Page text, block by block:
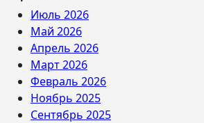
Июль 2026
Май 2026
Апрель 2026
Март 2026
Февраль 2026
Ноябрь 2025
Сентябрь 2025